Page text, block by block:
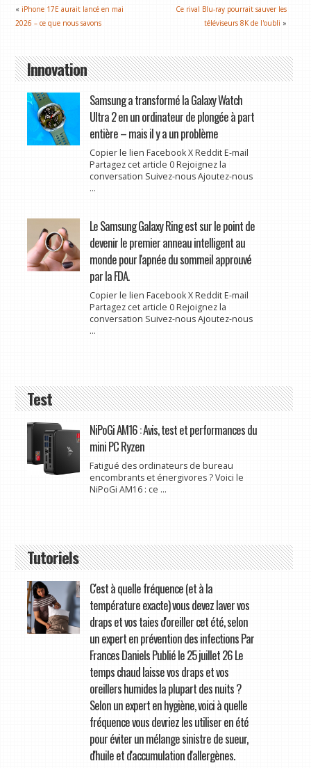
«iPhone 17E aurait lancé en mai
2026 – ce que nous savons
Ce rival Blu-ray pourrait sauver les
téléviseurs 8K de l'oubli »
Innovation
Samsung a transformé la Galaxy Watch
Ultra 2 en un ordinateur de plongée à part
entière – mais il y a un problème
Copier le lien Facebook X Reddit E-mail
Partagez cet article 0 Rejoignez la
conversation Suivez-nous Ajoutez-nous
...
Le Samsung Galaxy Ring est sur le point de
devenir le premier anneau intelligent au
monde pour l'apnée du sommeil approuvé
par la FDA.
Copier le lien Facebook X Reddit E-mail
Partagez cet article 0 Rejoignez la
conversation Suivez-nous Ajoutez-nous
...
Test
NiPoGi AM16 : Avis, test et performances du
mini PC Ryzen
Fatigué des ordinateurs de bureau
encombrants et énergivores ? Voici le
NiPoGi AM16 : ce ...
Tutoriels
C'est à quelle fréquence (et à la
température exacte) vous devez laver vos
draps et vos taies d'oreiller cet été, selon
un expert en prévention des infections Par
Frances Daniels Publié le 25 juillet 26 Le
temps chaud laisse vos draps et vos
oreillers humides la plupart des nuits ?
Selon un expert en hygiène, voici à quelle
fréquence vous devriez les utiliser en été
pour éviter un mélange sinistre de sueur,
d'huile et d'accumulation d'allergènes.